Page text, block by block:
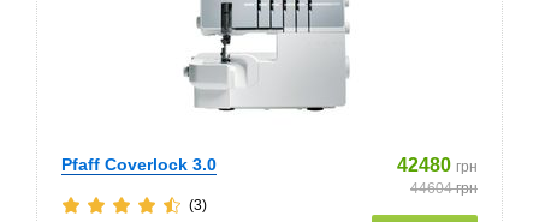
Pfaff Coverlock 3.0 42480 грн
44604грн
(3)